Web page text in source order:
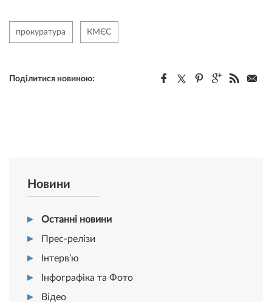
прокуратура КМЄС
Поділитися новиною:
Новини
Останні новини
Прес-релізи
Інтерв’ю
Інфографіка та Фото
Відео